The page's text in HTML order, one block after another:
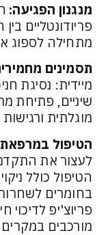
מנגנון הפגיעה:
פריודונטליים
מתחילה לספוג
תסמינים
מיידית: נסיגת
שיניים, פתיחת
מוגלתית
הטיפול במרפאת Ayat Dent:
לעצור את
הטיפול כולל
בחומרים
פריוצ'יפ לדיכוי
מורכבים